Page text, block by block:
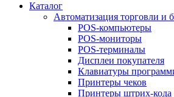
Каталог
Автоматизация торговли и
POS-компьютеры
POS-мониторы
POS-терминалы
Дисплеи покупателя
Клавиатуры
Принтеры чеков
Принтеры штрих-кода